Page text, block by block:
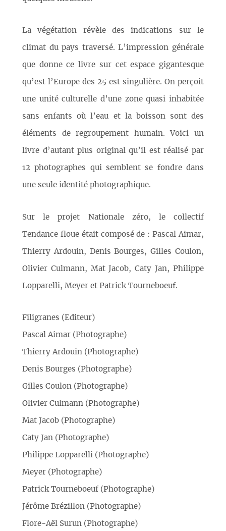
La végétation révèle des indications sur le
climat du pays traversé. L’impression générale
que donne ce livre sur cet espace gigantesque
qu’est l’Europe des 25 est singulière. On perçoit
une unité culturelle d’une zone quasi inhabitée
sans enfants où l’eau et la boisson sont des
éléments de regroupement humain. Voici un
livre d’autant plus original qu’il est réalisé par
12 photographes qui semblent se fondre dans
une seule identité photographique.
Sur le projet Nationale zéro, le collectif
Tendance floue était composé de : Pascal Aimar,
Thierry Ardouin, Denis Bourges, Gilles Coulon,
Olivier Culmann, Mat Jacob, Caty Jan, Philippe
Lopparelli, Meyer et Patrick Tourneboeuf.
Filigranes (Editeur)
Pascal Aimar (Photographe)
Thierry Ardouin (Photographe)
Denis Bourges (Photographe)
Gilles Coulon (Photographe)
Olivier Culmann (Photographe)
Mat Jacob (Photographe)
Caty Jan (Photographe)
Philippe Lopparelli (Photographe)
Meyer (Photographe)
Patrick Tourneboeuf (Photographe)
Jérôme Brézillon (Photographe)
Flore-Aël Surun (Photographe)